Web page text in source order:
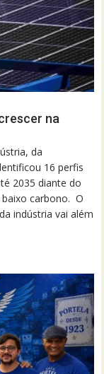
na
da
16 perfis
2035 diante do
carbono. O
indústria vai além